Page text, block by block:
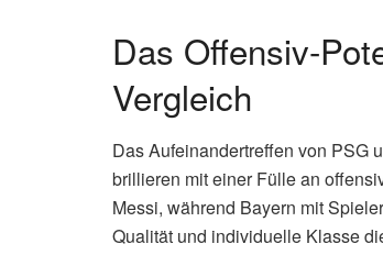
Das Offensiv-
Vergleich
Das Aufeinandertreffen von PSG
brillieren mit einer Fülle an
Messi, während Bayern mit
Qualität und individuelle Klasse